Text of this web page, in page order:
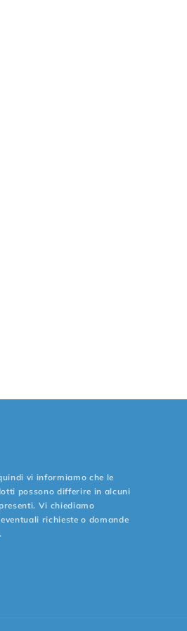
vi informiamo che le
possono differire in alcuni
Vi chiediamo
richieste o domande